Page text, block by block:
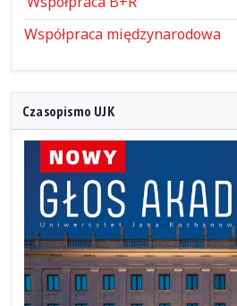
Współpraca międzynarodowa
Czasopismo UJK